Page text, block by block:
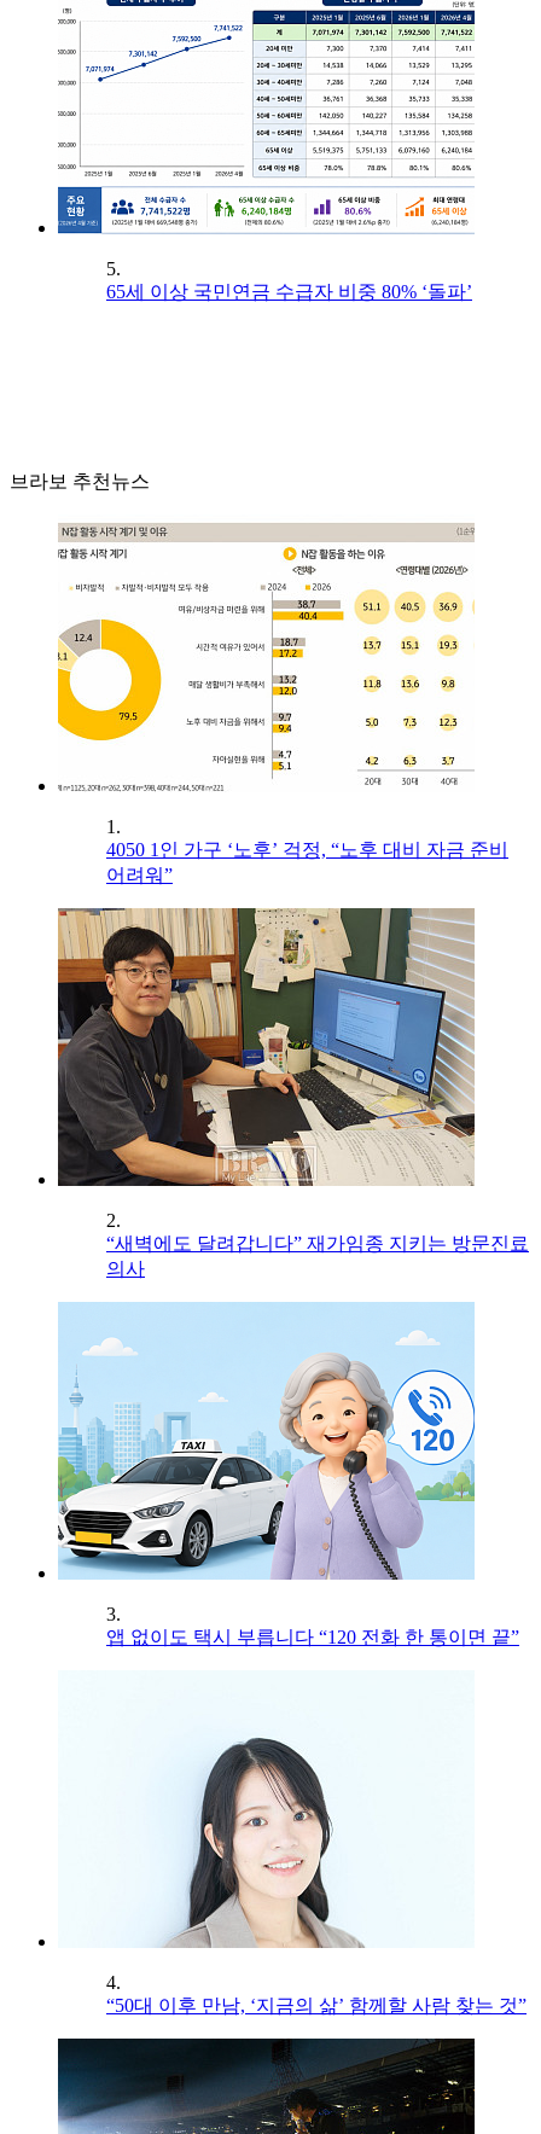
5.
65세 이상 국민연금 수급자 비중 80% ‘돌파’
브라보 추천뉴스
1.
4050 1인 가구 ‘노후’ 걱정, “노후 대비 자금 준비
어려워”
2.
“새벽에도 달려갑니다” 재가임종 지키는 방문진료
의사
3.
앱 없이도 택시 부릅니다 “120 전화 한 통이면 끝”
4.
“50대 이후 만남, ‘지금의 삶’ 함께할 사람 찾는 것”